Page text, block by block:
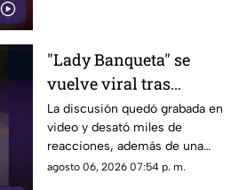
"Lady Banqueta" se
vuelve viral tras
confrontar a un
repartidor; así fue el
momento
La discusión quedó grabada en
video y desató miles de
reacciones, además de una
muestra de apoyo de
agosto 06, 2026 07:54 p. m.